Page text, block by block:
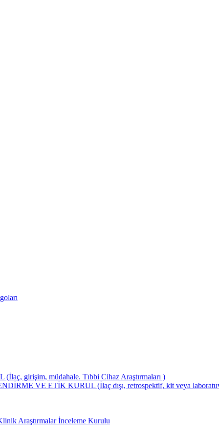
girişim, müdahale. Tıbbi Cihaz Araştırmaları )
VE ETİK KURUL (İlaç dışı, retrospektif, kit veya laboratuvar
Araştırmalar İnceleme Kurulu